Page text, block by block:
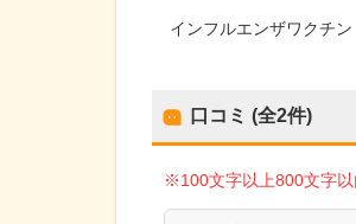
インフルエンザワクチン
口コミ (全2件)
※100文字以上800文字